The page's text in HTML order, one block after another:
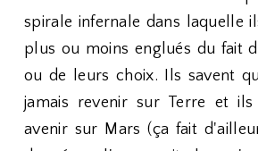
spirale infernale dans laquelle
plus ou moins englués du fait
ou de leurs choix. Ils savent
jamais revenir sur Terre et
avenir sur Mars (ça fait